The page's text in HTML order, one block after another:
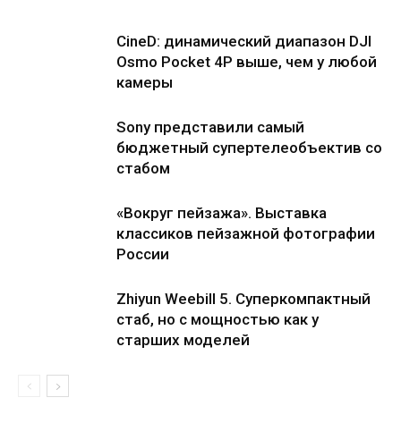
CineD: динамический диапазон DJI
Osmo Pocket 4P выше, чем у любой
камеры
Sony представили самый
бюджетный супертелеобъектив со
стабом
«Вокруг пейзажа». Выставка
классиков пейзажной фотографии
России
Zhiyun Weebill 5. Cуперкомпактный
стаб, но с мощностью как у
старших моделей